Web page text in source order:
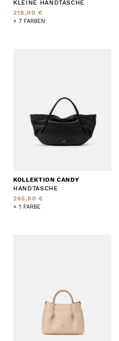
KLEINE HANDTASCHE
218,00 €
+ 7 FARBEN
KOLLEKTION CANDY
HANDTASCHE
265,00 €
+ 1 FARBE